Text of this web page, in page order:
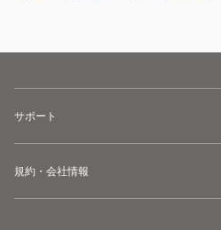
サポート
規約・会社情報